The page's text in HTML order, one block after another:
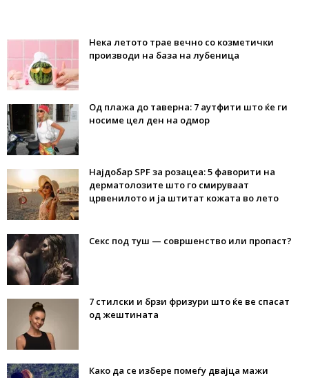
Нека летото трае вечно со козметички
производи на база на лубеница
Од плажа до таверна: 7 аутфити што ќе ги
носиме цел ден на одмор
Најдобар SPF за розацеа: 5 фаворити на
дерматолозите што го смируваат
црвенилото и ја штитат кожата во лето
Секс под туш — совршенство или пропаст?
7 стилски и брзи фризури што ќе ве спасат
од жештината
Како да се избере помеѓу двајца мажи